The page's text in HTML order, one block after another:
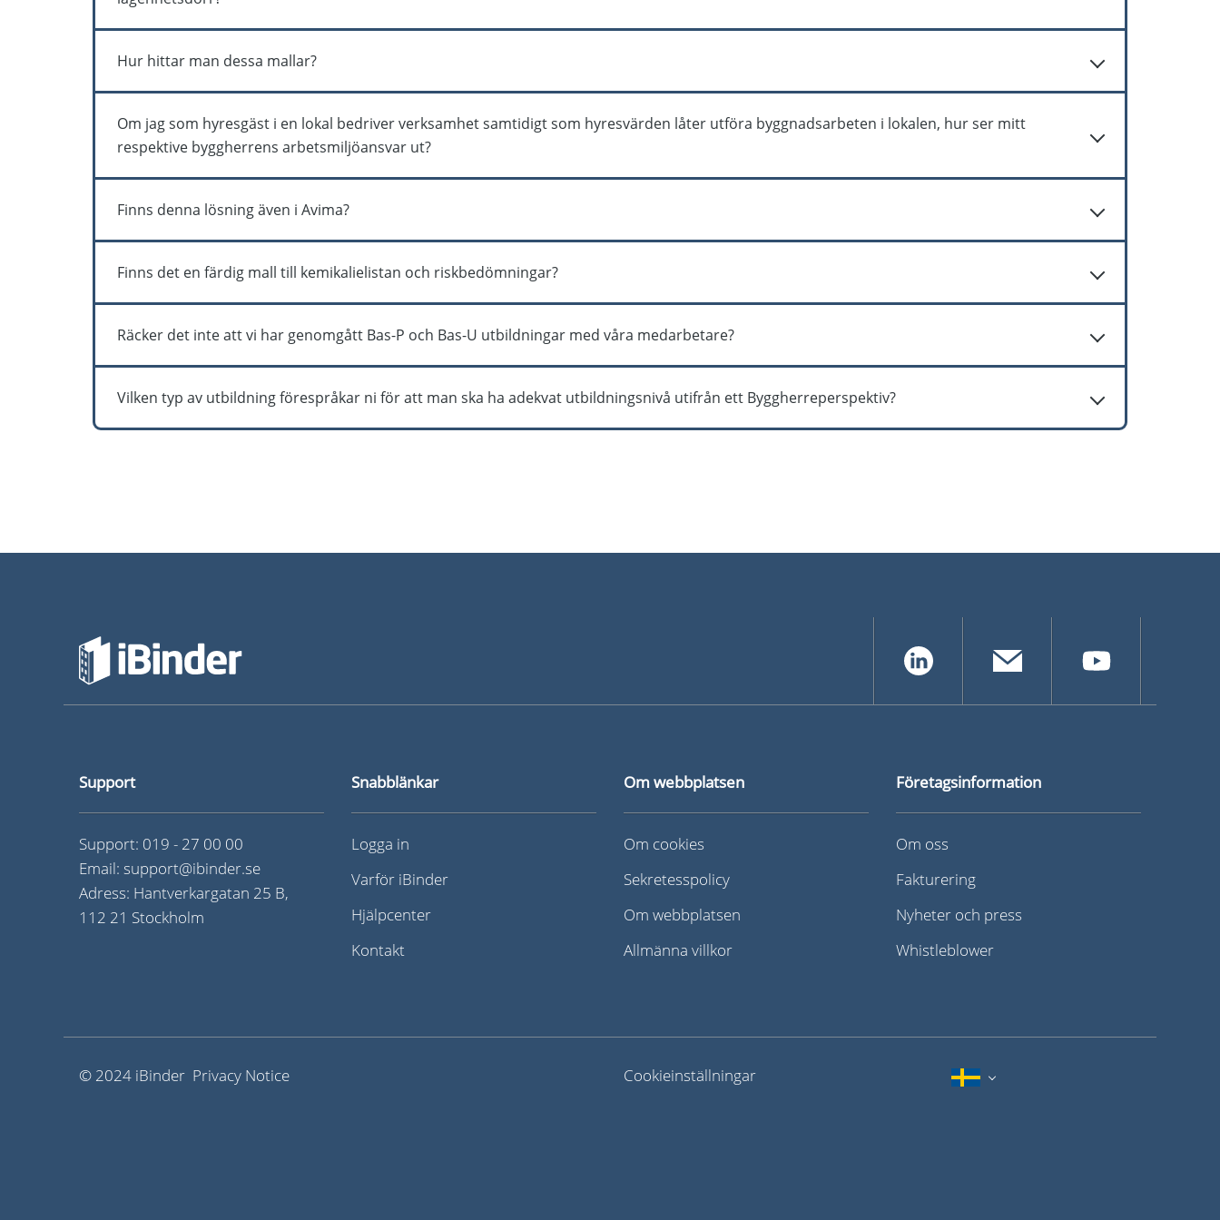
5 kap AFS 2023:3 som beskrivs ovan i detta svar. Mall för återtagande av byggherreansvar och istället utse entreprenören till Bas-P och Bas-U
återfinns i iBinder.
arbeten som pågår under 2 dagar och är återkommande utan då tillämpas generell arbetsmiljöplan i annat systemstöd.
Hur hittar man dessa mallar?
fylla i formuläret som finns länkat i detta mail så hör vi av oss.
Om jag som hyresgäst i en lokal bedriver verksamhet samtidigt som hyresvärden låter utföra byggnadsarbeten i lokalen, hur ser mitt
respektive byggherrens arbetsmiljöansvar ut?
arbetet. Sedan låter hyresvärden utföra byggnadsarbeten i lokalen vilket då hyresvärden är byggherre för. Byggherren ska utse Bas-U, Bas-U i sin tur
utser en handläggare Bas-U som ska se till att byggnads- och anläggningsarbetet sker på ett säkert sätt och att risker inte sprids till omgivande
verksamheter (t.ex. en hyresgäst). Handläggaren ska även ha kontinuerliga samråd med omgivande verksamheter. Åtgärder för att eliminera risker
styr handläggare Bas-U genom att i tid eller rum avgränsa riskfyllda arbeten.
Finns denna lösning även i Avima?
ni får göra det.
Finns det en färdig mall till kemikalielistan och riskbedömningar?
Räcker det inte att vi har genomgått Bas-P och Bas-U utbildningar med våra medarbetare?
tydligt vem eller vilka inom byggherrens organisation som ska ha de arbetsmiljöuppgifter som följer av byggherreansvaret samt
arbetsmiljökompetens. Därför krävs någon form av utbildning inom byggherrens arbetsmiljöansvar - fokus 2 kap. Bas-P och Bas-U utbildning
Vilken typ av utbildning förespråkar ni för att man ska ha adekvat utbildningsnivå utifrån ett Byggherreperspektiv?
Support
Support: 019 - 27 00 00
Email: support@ibinder.se
Adress: Hantverkargatan 25 B,
112 21 Stockholm
Snabblänkar
Logga in
Varför iBinder
Hjälpcenter
Kontakt
Om webbplatsen
Om cookies
Sekretesspolicy
Om webbplatsen
Allmänna villkor
Företagsinformation
Om oss
Fakturering
Nyheter och press
Whistleblower
© 2024 iBinder Privacy Notice Cookieinställningar